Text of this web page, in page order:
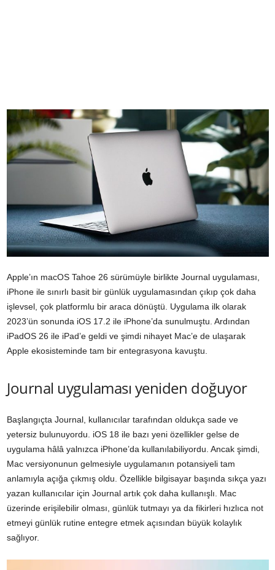
Apple’ın macOS Tahoe 26 sürümüyle birlikte Journal uygulaması,
iPhone ile sınırlı basit bir günlük uygulamasından çıkıp çok daha
işlevsel, çok platformlu bir araca dönüştü. Uygulama ilk olarak
2023’ün sonunda iOS 17.2 ile iPhone’da sunulmuştu. Ardından
iPadOS 26 ile iPad’e geldi ve şimdi nihayet Mac’e de ulaşarak
Apple ekosisteminde tam bir entegrasyona kavuştu.
Journal uygulaması yeniden doğuyor
Başlangıçta Journal, kullanıcılar tarafından oldukça sade ve
yetersiz bulunuyordu. iOS 18 ile bazı yeni özellikler gelse de
uygulama hâlâ yalnızca iPhone’da kullanılabiliyordu. Ancak şimdi,
Mac versiyonunun gelmesiyle uygulamanın potansiyeli tam
anlamıyla açığa çıkmış oldu. Özellikle bilgisayar başında sıkça yazı
yazan kullanıcılar için Journal artık çok daha kullanışlı. Mac
üzerinde erişilebilir olması, günlük tutmayı ya da fikirleri hızlıca not
etmeyi günlük rutine entegre etmek açısından büyük kolaylık
sağlıyor.